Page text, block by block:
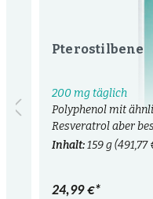
Pterostilbene
200 mg täglich
Polyphenol mit
Resveratrol aber
Inhalt:159 g
24,99 €*